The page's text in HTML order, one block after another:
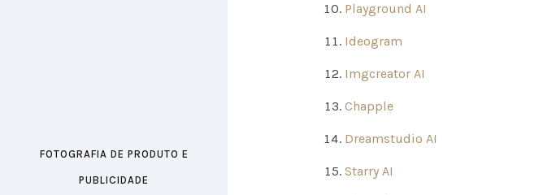
FOTOGRAFIA DE PRODUTO E
PUBLICIDADE
Playground AI
Ideogram
Imgcreator AI
Chapple
Dreamstudio AI
Starry AI